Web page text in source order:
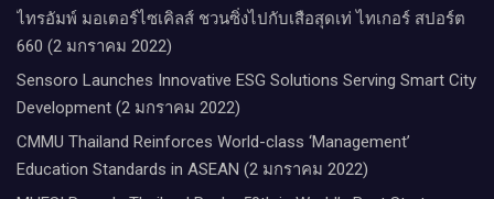
ไทรอัมพ์ มอเตอร์ไซเคิลส์ ชวนซิ่งไปกับเสือสุดเท่ ไทเกอร์ สปอร์ต
660 (2 มกราคม 2022)
Sensoro Launches Innovative ESG Solutions Serving Smart City
Development (2 มกราคม 2022)
CMMU Thailand Reinforces World-class ‘Management’
Education Standards in ASEAN (2 มกราคม 2022)